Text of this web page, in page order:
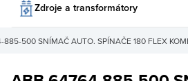
Zdroje a transformátory
500 SNÍMAČ AUTO. SPÍNAČE 180 FLEX